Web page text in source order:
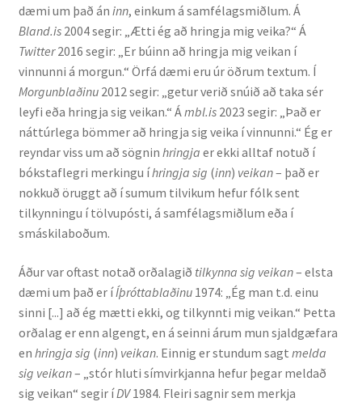
Styrkir og verðlaun
Utan Háskólans
Verkefnisstjórn
Þjónusta
Rannsóknir
Máltækni
Orðalyklar og orðafar
Orðhlutafræði
Samtímasetningafræði
dæmi um það án inn, einkum á samfélagsmiðlum. Á
Bland.is 2004 segir: „Ætti ég að hringja mig veika?“ Á
Twitter2016 segir: „Er búinn að hringja mig veikan í
vinnunni á morgun.“ Örfá dæmi eru úr öðrum textum. Í
Morgunblaðinu 2012 segir: „getur verið snúið að taka sér
leyfi eða hringja sig veikan.“ Ámbl.is 2023 segir: „Það er
náttúrlega bömmer að hringja sig veika í vinnunni.“ Ég er
reyndar viss um að sögnin hringja er ekki alltaf notuð í
bókstaflegri merkingu íhringja sig (inn) veikan– það er
nokkuð öruggt að í sumum tilvikum hefur fólk sent
tilkynningu í tölvupósti, á samfélagsmiðlum eða í
smáskilaboðum.
Áður var oftast notað orðalagið tilkynna sig veikan– elsta
dæmi um það er íÍþróttablaðinu 1974: „Ég man t.d. einu
sinni [...] að ég mætti ekki, og tilkynnti mig veikan.“ Þetta
orðalag er enn algengt, en á seinni árum mun sjaldgæfara
en hringja sig (inn) veikan. Einnig er stundum sagt melda
sig veikan– „stór hluti símvirkjanna hefur þegar meldað
sig veikan“ segir íDV1984. Fleiri sagnir sem merkja